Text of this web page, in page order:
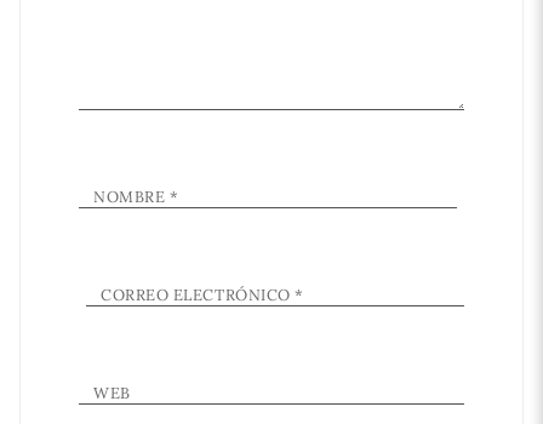
NOMBRE *
CORREO ELECTRÓNICO*
WEB